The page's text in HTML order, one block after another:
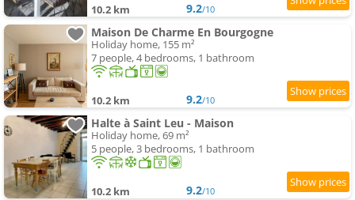
10.2 km 9.2/10
Maison De Charme En Bourgogne
Holiday home, 155 m²
7 people, 4 bedrooms, 1 bathroom
10.2 km 9.2/10
Halte à Saint Leu - Maison
Holiday home, 69 m²
5 people, 3 bedrooms, 1 bathroom
10.2 km 9.2/10